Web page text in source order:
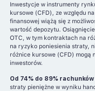
Inwestycje w instrumenty
kursowe (CFD), ze względu
finansowej wiążą się z
wartość depozytu.
OTC, w tym kontraktach na
na ryzyko poniesienia straty,
różnice kursowe (CFD) mogą
inwestorów.
Od 74% do 89%
straty pieniężne w wyniku